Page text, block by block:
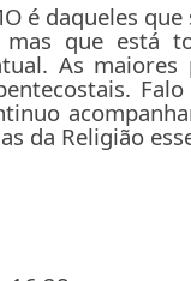
é daqueles
mas que está
As maiores
da Religião